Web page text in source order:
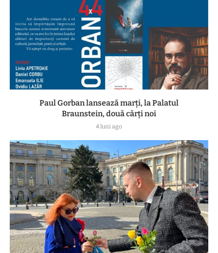
Paul Gorban lansează marți, la Palatul
Braunstein, două cărți noi
4 luni ago